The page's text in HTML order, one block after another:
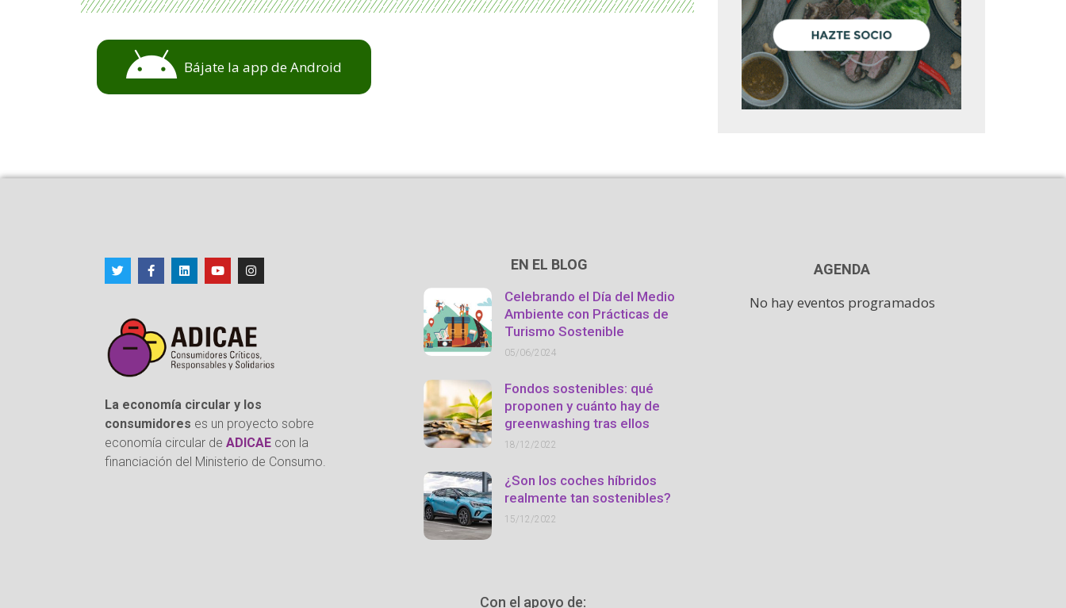
Bájate la app de Android
La economía circular y los
consumidores es un proyecto sobre
economía circular de ADICAE con la
financiación del Ministerio de Consumo.
EN EL BLOG
Celebrando el Día del Medio
Ambiente con Prácticas de
Turismo Sostenible
05/06/2024
Fondos sostenibles: qué
proponen y cuánto hay de
greenwashing tras ellos
18/12/2022
¿Son los coches híbridos
realmente tan sostenibles?
15/12/2022
AGENDA
No hay eventos programados
Con el apoyo de: